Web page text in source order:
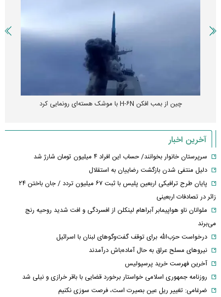
چین از بمب افکن H-۶N با موشک هسته‌ای رونمایی کرد
آخرین اخبار
سرپرستان خانوار بخوانند/ حساب این افراد ۴ میلیون تومان شارژ شد
دلیل منتفی شدن بازگشت رضاییان به استقلال
پایان طرح ترافیکی اربعین پلیس با ثبت ۶۷ میلیون تردد / جان باختن ۲۴
زائر در تصادفات اربعینی
ملوانان ناو هواپیمابر آبراهام لینکلن از افسردگی و افت شدید روحیه رنج
می‌برند
درخواست حزب‌الله برای توقف گفت‌وگوهای لبنان با اسرائیل
نیروهای مسلح عراق به حال آماده‌باش درآمدند
آخرین فهرست خرید پرسپولیس
روزنامه جمهوری اسلامی خواستار برخورد قضایی با باقر خرازی و نیلی شد
ضرغامی: تغییر ریل عین بصیرت است، فرصت سوزی نکنیم